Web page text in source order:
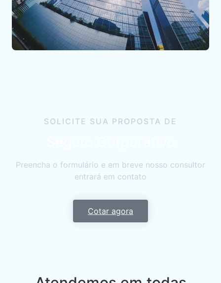
SOLICITE SUA PROPOSTA DE
Preencha o formulário e em breve nosso consultor
entrará em contato
Cotar agora